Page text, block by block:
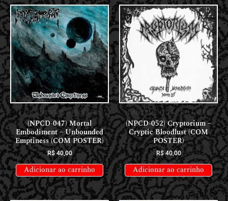
LANÇAMENTOS // RELEASES
(NPCD-047) Mortal
Embodiment – Unbounded
Emptiness (COM POSTER)
R$40,00
Adicionar ao carrinho
LANÇAMENTOS // RELEASES
(NPCD-052) Cryptorium –
Cryptic Bloodlust (COM
POSTER)
R$40,00
Adicionar ao carrinho